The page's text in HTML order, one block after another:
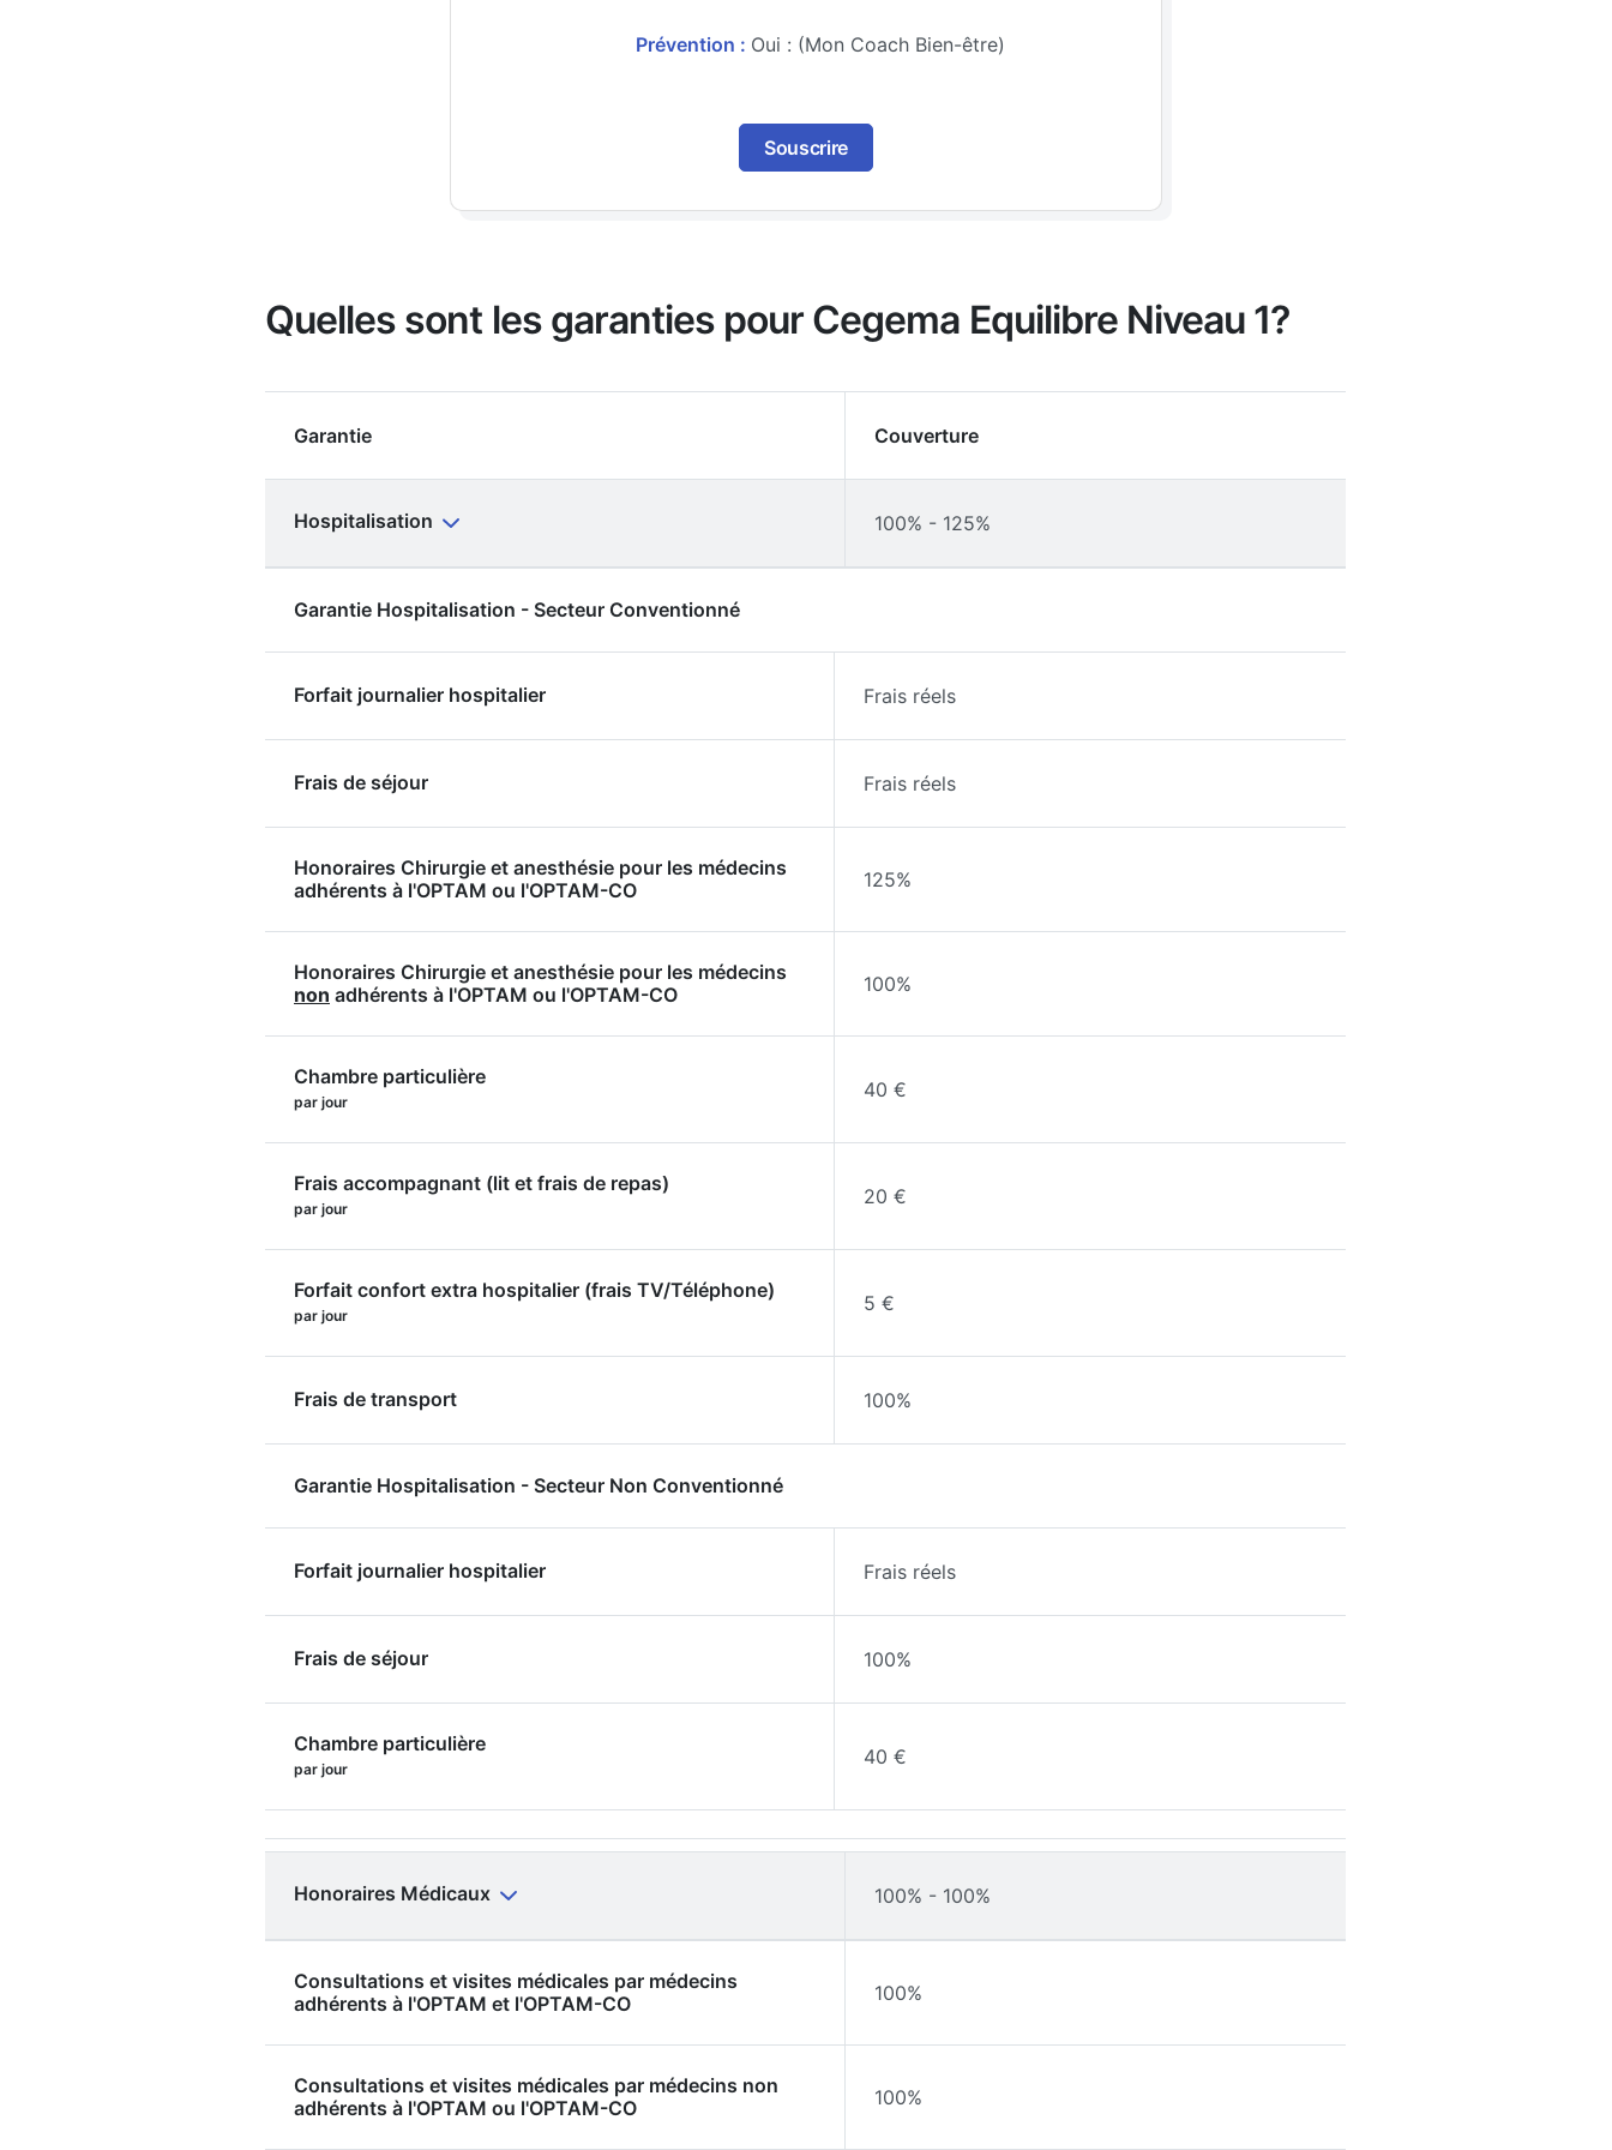
Prévention : Oui : (Mon Coach Bien-être)
Souscrire
Quelles sont les garanties pour Cegema Equilibre Niveau 1?
Garantie Couverture
Hospitalisation 100% - 125%
Garantie Hospitalisation - Secteur Conventionné
Forfait journalier hospitalier Frais réels
Frais de séjour Frais réels
Honoraires Chirurgie et anesthésie pour les médecins
adhérents à l'OPTAM ou l'OPTAM-CO
125%
Honoraires Chirurgie et anesthésie pour les médecins
non adhérents à l'OPTAM ou l'OPTAM-CO 100%
Chambre particulière
par jour
40 €
Frais accompagnant (lit et frais de repas)
par jour
20 €
Forfait confort extra hospitalier (frais TV/Téléphone)
par jour
5 €
Frais de transport 100%
Garantie Hospitalisation - Secteur Non Conventionné
Forfait journalier hospitalier Frais réels
Frais de séjour 100%
Chambre particulière
par jour
40 €
Honoraires Médicaux 100% - 100%
Consultations et visites médicales par médecins
adhérents à l'OPTAM et l'OPTAM-CO
100%
Consultations et visites médicales par médecins non
adhérents à l'OPTAM ou l'OPTAM-CO
100%